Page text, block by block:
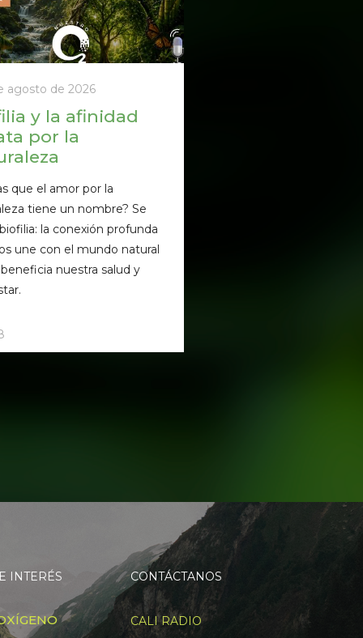
agosto de 2026
y la afinidad
por la
que el amor por la
tiene un nombre? Se
la conexión profunda
une con el mundo natural
nuestra salud y
INTERÉS CONTÁCTANOS
CALI RADIO